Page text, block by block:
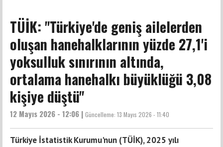
TÜİK: "Türkiye'de geniş ailelerden
oluşan hanehalklarının yüzde 27,1'i
yoksulluk sınırının altında,
ortalama hanehalkı büyüklüğü 3,08
kişiye düştü"
12 Mayıs 2026 - 12:06 | Güncelleme: 13 Mayıs 2026 - 11:40
Türkiye İstatistik Kurumu'nun (TÜİK), 2025 yılı